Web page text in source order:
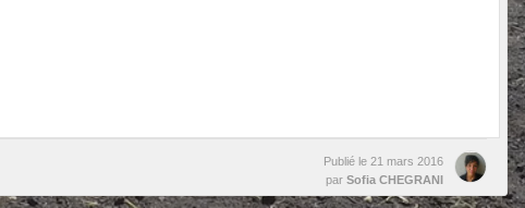
Publié le 21 mars 2016
par Sofia CHEGRANI